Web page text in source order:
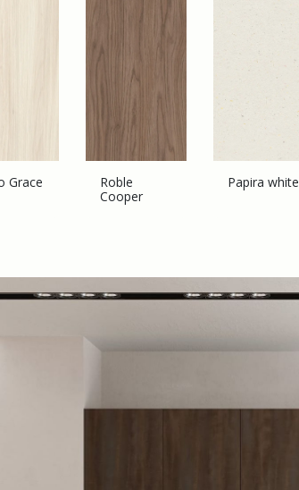
Grace
Roble
Cooper
Papira white